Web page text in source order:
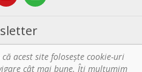
Abonare
acest site foloseşte cookie-uri
cât mai bune. Îţi mulțumim